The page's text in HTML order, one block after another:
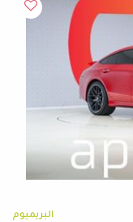
البريميوم